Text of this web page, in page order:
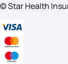
© Star Health